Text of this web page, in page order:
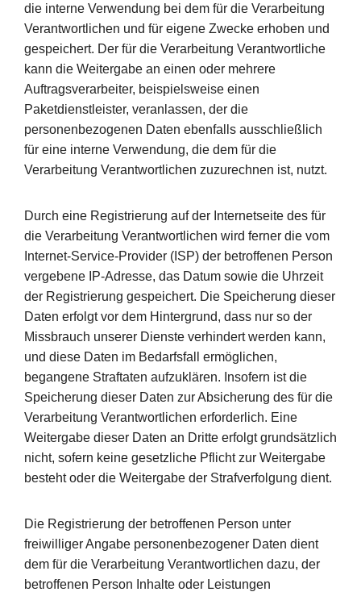
die interne Verwendung bei dem für die Verarbeitung
Verantwortlichen und für eigene Zwecke erhoben und
gespeichert. Der für die Verarbeitung Verantwortliche
kann die Weitergabe an einen oder mehrere
Auftragsverarbeiter, beispielsweise einen
Paketdienstleister, veranlassen, der die
personenbezogenen Daten ebenfalls ausschließlich
für eine interne Verwendung, die dem für die
Verarbeitung Verantwortlichen zuzurechnen ist, nutzt.
Durch eine Registrierung auf der Internetseite des für
die Verarbeitung Verantwortlichen wird ferner die vom
Internet-Service-Provider (ISP) der betroffenen Person
vergebene IP-Adresse, das Datum sowie die Uhrzeit
der Registrierung gespeichert. Die Speicherung dieser
Daten erfolgt vor dem Hintergrund, dass nur so der
Missbrauch unserer Dienste verhindert werden kann,
und diese Daten im Bedarfsfall ermöglichen,
begangene Straftaten aufzuklären. Insofern ist die
Speicherung dieser Daten zur Absicherung des für die
Verarbeitung Verantwortlichen erforderlich. Eine
Weitergabe dieser Daten an Dritte erfolgt grundsätzlich
nicht, sofern keine gesetzliche Pflicht zur Weitergabe
besteht oder die Weitergabe der Strafverfolgung dient.
Die Registrierung der betroffenen Person unter
freiwilliger Angabe personenbezogener Daten dient
dem für die Verarbeitung Verantwortlichen dazu, der
betroffenen Person Inhalte oder Leistungen